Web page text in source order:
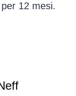
12 mesi.